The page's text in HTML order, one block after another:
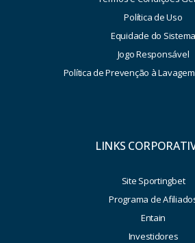
Política de Uso
Equidade do Sistema
Jogo Responsável
Política de Prevenção à
LINKS
Site Sportingbet
Programa de
Entain
Investidores